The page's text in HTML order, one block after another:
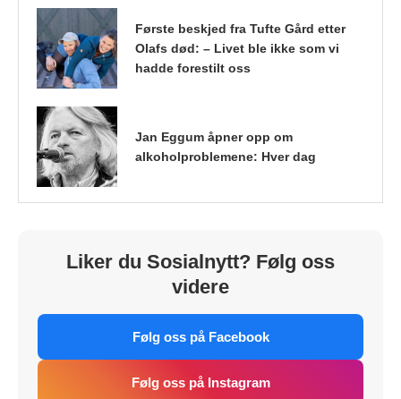
Første beskjed fra Tufte Gård etter
Olafs død: – Livet ble ikke som vi
hadde forestilt oss
Jan Eggum åpner opp om
alkoholproblemene: Hver dag
Liker du Sosialnytt? Følg oss
videre
Følg oss på Facebook
Følg oss på Instagram